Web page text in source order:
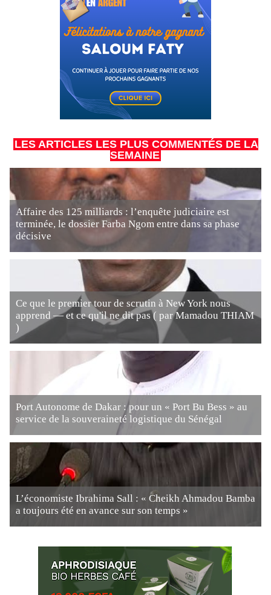
LES ARTICLES LES PLUS COMMENTÉS DE LA
SEMAINE
Affaire des 125 milliards : l’enquête judiciaire est
terminée, le dossier Farba Ngom entre dans sa phase
décisive
Ce que le premier tour de scrutin à New York nous
apprend — et ce qu'il ne dit pas ( par Mamadou THIAM
)
Port Autonome de Dakar : pour un « Port Bu Bess » au
service de la souveraineté logistique du Sénégal
L’économiste Ibrahima Sall : « Cheikh Ahmadou Bamba
a toujours été en avance sur son temps »